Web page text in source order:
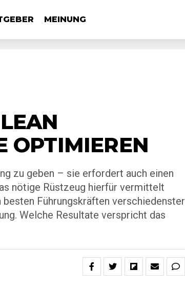
MEINUNG
OPTIMIEREN
zu geben – sie erfordert auch einen
nötige Rüstzeug hierfür vermittelt
Führungskräften verschiedenster
Welche Resultate verspricht das